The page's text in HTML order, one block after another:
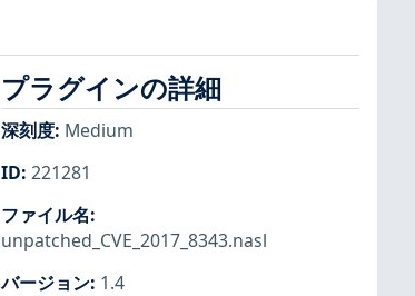
プラグインの詳細
深刻度: Medium
ID: 221281
ファイル名:
unpatched_CVE_2017_8343.nasl
バージョン: 1.4